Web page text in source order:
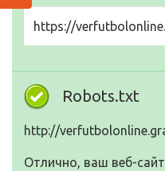
https://
Robots.txt
http://
Отлично, ваш веб-